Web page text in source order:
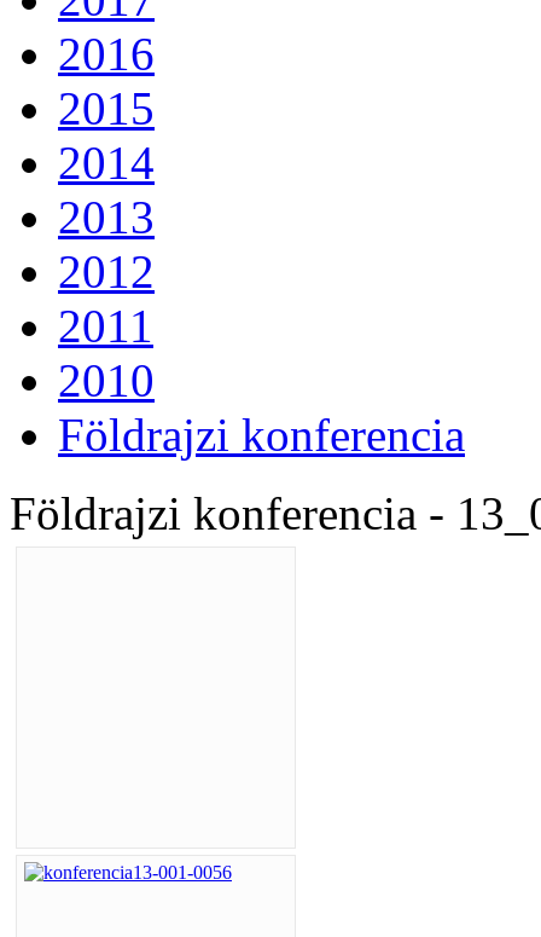
2016
2015
2014
2013
2012
2011
2010
Földrajzi konferencia
Földrajzi konferencia -